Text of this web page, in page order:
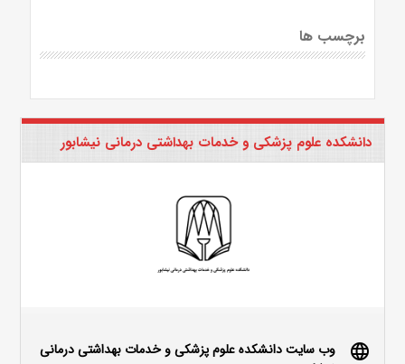
برچسب ها
دانشکده علوم پزشکی و خدمات بهداشتی درمانی نیشابور
language
وب سایت دانشکده علوم پزشکی و خدمات بهداشتی درمانی